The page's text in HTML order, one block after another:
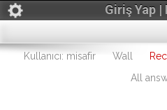
Giriş Yap |
Kullanıcı: misafir Wall
All